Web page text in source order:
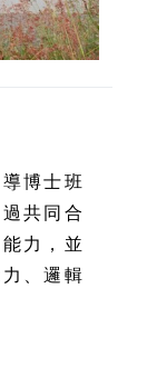
博士班
共同合
力，並
、邏輯